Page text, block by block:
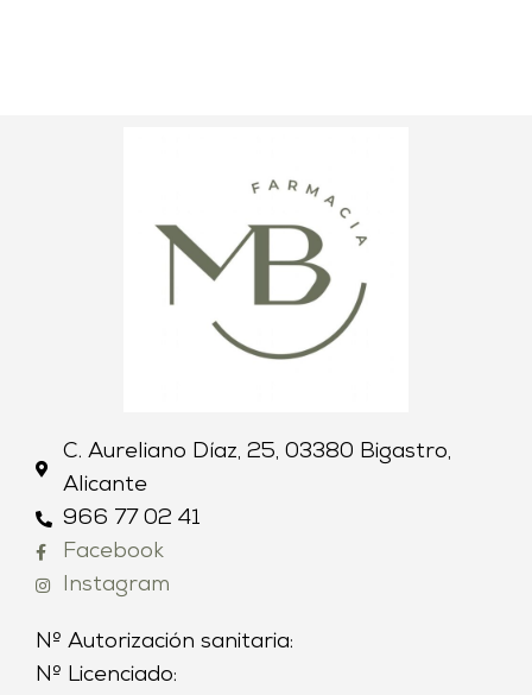
C. Aureliano Díaz, 25, 03380 Bigastro,
Alicante
966 77 02 41
Facebook
Instagram
Nº Autorización sanitaria:
Nº Licenciado: